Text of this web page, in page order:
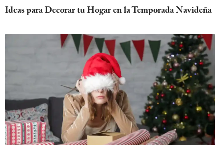
Ideas para Decorar tu Hogar en la Temporada Navideña